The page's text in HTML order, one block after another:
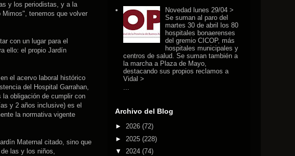
y los periodistas, y a la
Mimos", tenemos que volver
con un lugar para el
ello: el propio Jardín
el acervo laboral histórico
del Hospital Garrahan,
la obligación de cumplir con
y 2 años inclusive) es el
la normativa vigente
Maternal citado, sino que
las y los niños,
Novedad lunes 29/04 >
Se suman al paro del
martes 30 de abril los 80
hospitales bonaerenses
del gremio CICOP, más
hospitales municipales y
centros de salud. Se suman también a
la marcha a Plaza de Mayo,
destacando sus propios reclamos a
Vidal >
...
Archivo del Blog
► 2026 (72)
► 2025 (228)
▼ 2024 (74)